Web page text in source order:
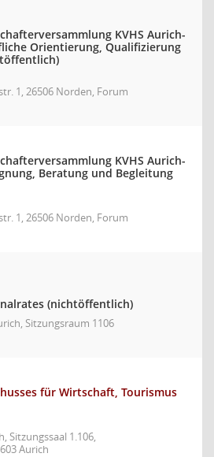
KVHS Aurich-
Orientierung, Qualifizierung
1, 26506 Norden, Forum
KVHS Aurich-
Beratung und Begleitung
1, 26506 Norden, Forum
(nichtöffentlich)
Sitzungsraum 1106
für Wirtschaft, Tourismus
Sitzungssaal 1.106,
Aurich